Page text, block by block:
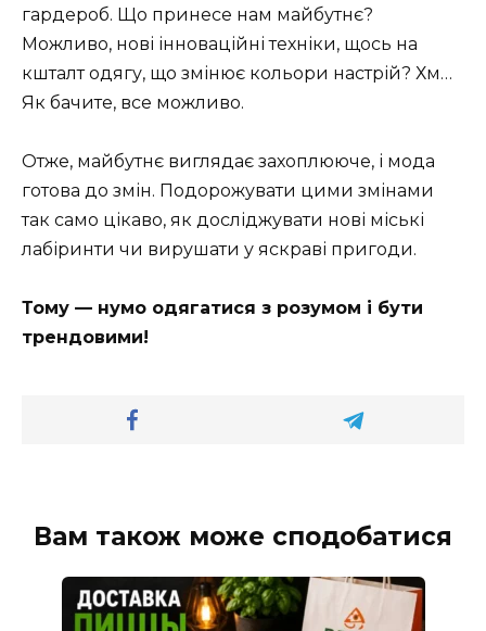
гардероб. Що принесе нам майбутнє?
Можливо, нові інноваційні техніки, щось на
кшталт одягу, що змінює кольори настрій? Хм…
Як бачите, все можливо.
Отже, майбутнє виглядає захоплююче, і мода
готова до змін. Подорожувати цими змінами
так само цікаво, як досліджувати нові міські
лабіринти чи вирушати у яскраві пригоди.
Тому — нумо одягатися з розумом і бути
трендовими!
Вам також може сподобатися